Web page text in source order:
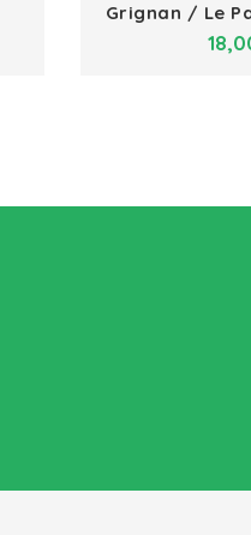
Grignan / Le
Prix